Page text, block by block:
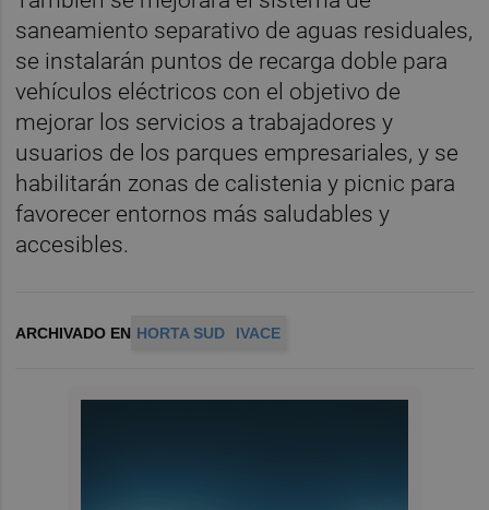
saneamiento separativo de aguas residuales,
se instalarán puntos de recarga doble para
vehículos eléctricos con el objetivo de
mejorar los servicios a trabajadores y
usuarios de los parques empresariales, y se
habilitarán zonas de calistenia y picnic para
favorecer entornos más saludables y
accesibles.
ARCHIVADO EN HORTA SUD IVACE